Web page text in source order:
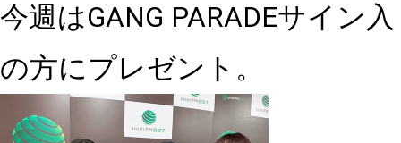
今週はGANG PARADEサイン
の方にプレゼント。